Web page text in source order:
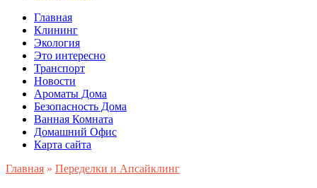
Главная
Клининг
Экология
Это интересно
Транспорт
Новости
Ароматы Дома
Безопасность Дома
Ванная Комната
Домашний Офис
Карта сайта
Главная » Переделки и Апсайклинг